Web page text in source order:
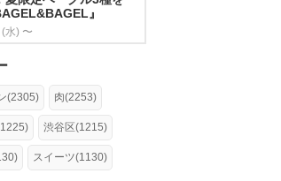
』
水) 〜
(2305) 肉(2253)
渋谷区(1215)
スイーツ(1130)